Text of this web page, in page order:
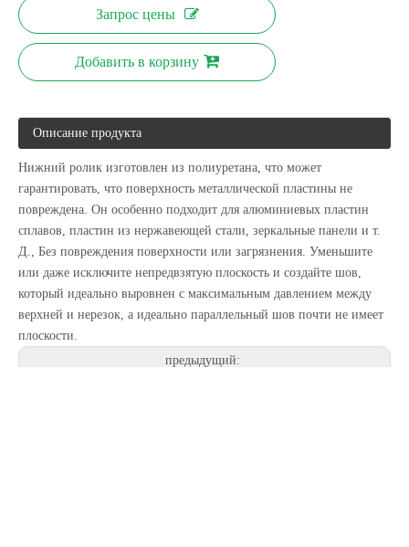
Запрос цены
Добавить в корзину
Описание продукта
Нижний ролик изготовлен из полиуретана, что может
гарантировать, что поверхность металлической пластины не
повреждена. Он особенно подходит для алюминиевых пластин
сплавов, пластин из нержавеющей стали, зеркальные панели и т.
Д., Без повреждения поверхности или загрязнения. Уменьшите
или даже исключите непредвзятую плоскость и создайте шов,
который идеально выровнен с максимальным давлением между
верхней и нерезок, а идеально параллельный шов почти не имеет
плоскости.
предыдущий: